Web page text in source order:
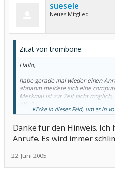
suesele
Neues Mitglied
Zitat von trombone:
Hallo,
habe gerade mal wieder einen
abnahm meldete sich eine
Merkmal ist zur Zeit nicht
Nur nochmal zur Wahnung (habe
drücken!!!!
Dadurch wird die Verbindung (es
10,-- € entstehen.
Klicke in dieses Feld, um es in
Danke für den Hinweis. Ich
Anrufe. Es wird immer
22. Juni 2005